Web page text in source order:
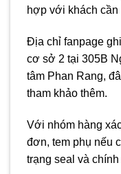
hợp với khách
Địa chỉ fanpage
cơ sở 2 tại 305B
tâm Phan Rang,
tham khảo thêm.
Với nhóm hàng
đơn, tem phụ nếu
trạng seal và